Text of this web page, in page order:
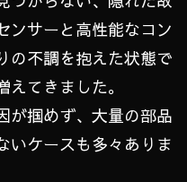
ンサーと高性能なコン
の不調を抱えた状態で
てきました。
が掴めず、大量の部品
いケースも多々ありま